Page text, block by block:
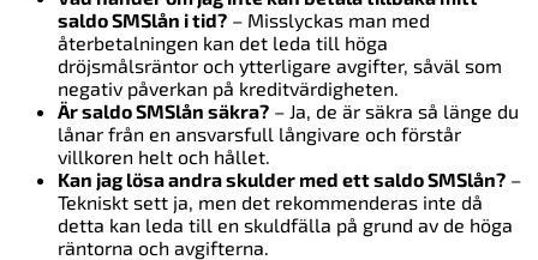
saldo SMSlån i tid? – Misslyckas man med
återbetalningen kan det leda till höga
dröjsmålsräntor och ytterligare avgifter, såväl som
negativ påverkan på kreditvärdigheten.
Är saldo SMSlån säkra? – Ja, de är säkra så länge du
lånar från en ansvarsfull långivare och förstår
villkoren helt och hållet.
Kan jag lösa andra skulder med ett saldo SMSlån? –
Tekniskt sett ja, men det rekommenderas inte då
detta kan leda till en skuldfälla på grund av de höga
räntorna och avgifterna.